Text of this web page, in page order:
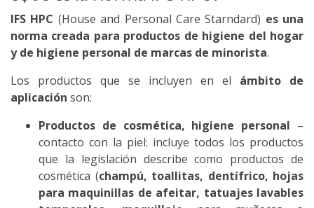
IFS HPC (House and Personal Care Starndard) es una
norma creada para productos de higiene del hogar
y de higiene personal de marcas de minorista.
Los productos que se incluyen en el ámbito de
aplicación son:
Productos de cosmética, higiene personal –
contacto con la piel: incluye todos los productos
que la legislación describe como productos de
cosmética (champú, toallitas, dentífrico, hojas
para maquinillas de afeitar, tatuajes lavables